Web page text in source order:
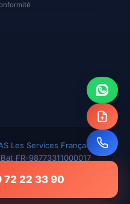
Les Services Français
FR-98773311000017
site
72 22 33 90